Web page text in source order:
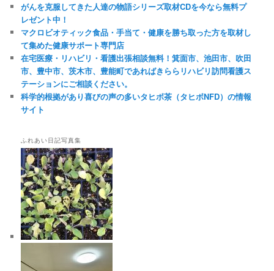
がんを克服してきた人達の物語シリーズ取材CDを今なら無料プ
レゼント中！
マクロビオティック食品・手当て・健康を勝ち取った方を取材し
て集めた健康サポート専門店
在宅医療・リハビリ・看護出張相談無料！箕面市、池田市、吹田
市、豊中市、茨木市、豊能町であればきららリハビリ訪問看護ス
テーションにご相談ください。
科学的根拠があり喜びの声の多いタヒボ茶（タヒボNFD）の情報
サイト
ふれあい日記写真集